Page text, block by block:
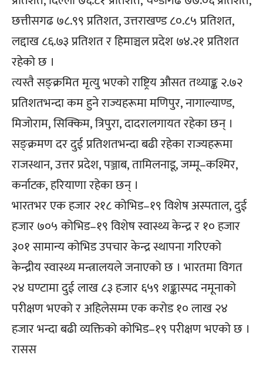
छत्तीसगढ ७८.९९ प्रतिशत, उत्तराखण्ड ८०.८५ प्रतिशत,
लद्दाख ८६.७३ प्रतिशत र हिमाञ्चल प्रदेश ७४.२१ प्रतिशत
रहेको छ ।
त्यस्तै सङ्क्रमित मृत्यु भएको राष्ट्रिय औसत तथ्याङ्क २.७२
प्रतिशतभन्दा कम हुने राज्यहरूमा मणिपुर, नागाल्याण्ड,
मिजोराम, सिक्किम, त्रिपुरा, दादरालगायत रहेका छन् ।
सङ्क्रमण दर दुई प्रतिशतभन्दा बढी रहेका राज्यहरूमा
राजस्थान, उत्तर प्रदेश, पञ्जाब, तामिलनाडू, जम्मू–कश्मिर,
कर्नाटक, हरियाणा रहेका छन् ।
भारतभर एक हजार २१८ कोभिड–१९ विशेष अस्पताल, दुई
हजार ७०५ कोभिड–१९ विशेष स्वास्थ्य केन्द्र र १० हजार
३०१ सामान्य कोभिड उपचार केन्द्र स्थापना गरिएको
केन्द्रीय स्वास्थ्य मन्त्रालयले जनाएको छ । भारतमा विगत
२४ घण्टामा दुई लाख ८३ हजार ६५९ शङ्कास्पद नमूनाको
परीक्षण भएको र अहिलेसम्म एक करोड १० लाख २४
हजार भन्दा बढी व्यक्तिको कोभिड–१९ परीक्षण भएको छ ।
रासस